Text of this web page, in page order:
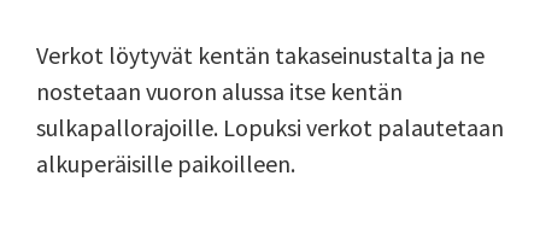
Verkot löytyvät kentän takaseinustalta ja ne
nostetaan vuoron alussa itse kentän
sulkapallorajoille. Lopuksi verkot palautetaan
alkuperäisille paikoilleen.